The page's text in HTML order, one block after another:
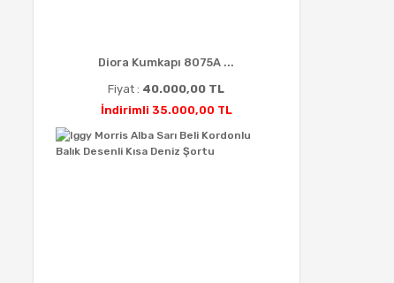
Diora Kumkapı 8075A ...
Fiyat : 40.000,00 TL
İndirimli 35.000,00 TL